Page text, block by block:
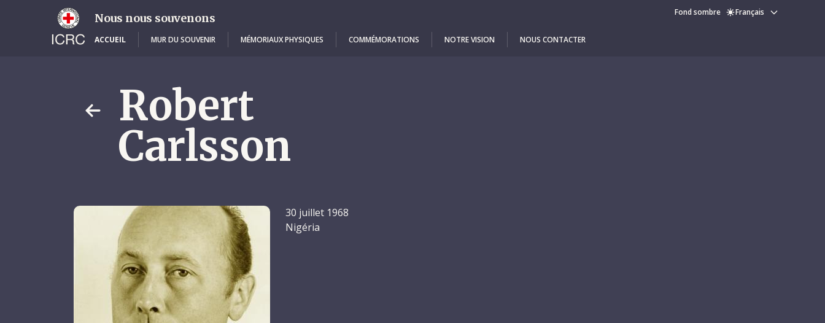
Nous nous souvenons Fond sombre Français
ACCUEIL MUR DU SOUVENIR MÉMORIAUX PHYSIQUES COMMÉMORATIONS NOTRE VISION NOUS CONTACTER
Robert
Carlsson
30 juillet 1968
Nigéria